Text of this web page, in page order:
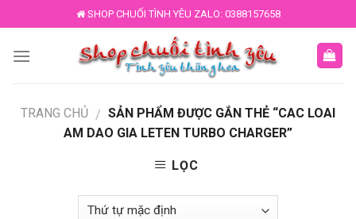
to
content
SHOP CHUỐI TÌNH YÊU ZALO: 0388157658
TRANG CHỦ / SẢN PHẨM ĐƯỢC GẮN THẺ “CAC LOAI
AM DAO GIA LETEN TURBO CHARGER”
LỌC